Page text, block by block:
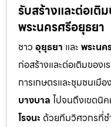
รับสร้างและต่อเติ
พระนครศรีอยุธยา
ชาว อุยุธยา และ พระนค
ก่อสร้างและต่อเติมของเ
การเกษตรและชุมชนเมื
บางบาล ไปจนถึงเขตนิ
โรจนะ ด้วยทีมวิศวกรที่ช